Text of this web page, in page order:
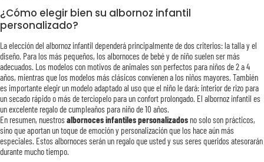
¿Cómo elegir bien su albornoz infantil
personalizado?
La elección del albornoz infantil dependerá principalmente de dos criterios: la talla y el
diseño. Para los más pequeños, los albornoces de bebé y de niño suelen ser más
adecuados. Los modelos con motivos de animales son perfectos para niños de 2 a 4
años, mientras que los modelos más clásicos convienen a los niños mayores. También
es importante elegir un modelo adaptado al uso que el niño le dará: interior de rizo para
un secado rápido o más de terciopelo para un confort prolongado. El albornoz infantil es
un excelente regalo de cumpleaños para niño de 10 años.
En resumen, nuestrosalbornoces infantiles personalizados no solo son prácticos,
sino que aportan un toque de emoción y personalización que los hace aún más
especiales. Estos albornoces serán un regalo que usted y sus seres queridos atesorarán
durante mucho tiempo.